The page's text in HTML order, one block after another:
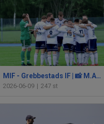
MIF - Grebbestads IF | 📸 M.Andersson
2026-06-09 | 247 st